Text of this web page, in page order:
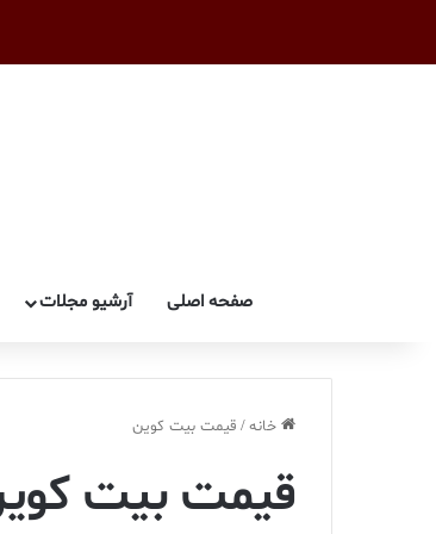
صفحه اصلی آرشیو مجلات
خانه/ قیمت بیت کوین
قیمت بیت